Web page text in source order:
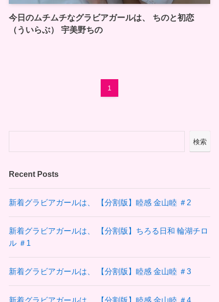
今日のムチムチなグラビアガールは、 ちのと初恋
（ういらぶ） 宇美野ちの
1
検索
Recent Posts
新着グラビアガールは、 【分割版】睦感 金山睦 ＃2
新着グラビアガールは、 【分割版】ちろる日和 輪湖チロ
ル ＃1
新着グラビアガールは、 【分割版】睦感 金山睦 ＃3
新着グラビアガールは、 【分割版】睦感 金山睦 ＃4